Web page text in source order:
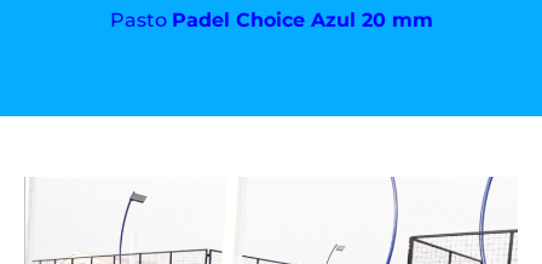
Pasto Padel Choice Azul 20 mm